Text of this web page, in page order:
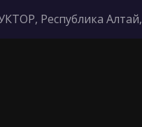
, Республика